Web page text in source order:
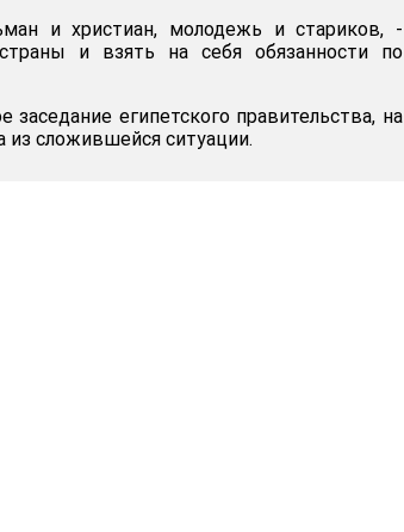
и христиан, молодежь и стариков, -
и взять на себя обязанности по
египетского правительства, на
из сложившейся ситуации.